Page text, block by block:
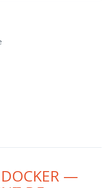
—